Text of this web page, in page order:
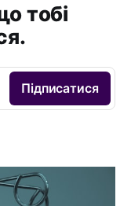
тобі
Підписатися